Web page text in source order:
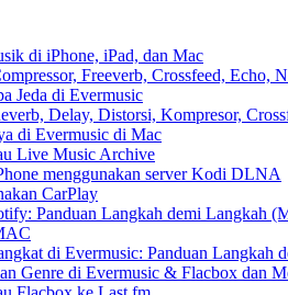
di iPhone, iPad, dan Mac
Freeverb, Crossfeed, Echo,
Jeda di Evermusic
Delay, Distorsi, Kompresor,
di Evermusic di Mac
Live Music Archive
menggunakan server Kodi DLNA
CarPlay
Panduan Langkah demi Langkah
di Evermusic: Panduan Langkah
Genre di Evermusic & Flacbox dan